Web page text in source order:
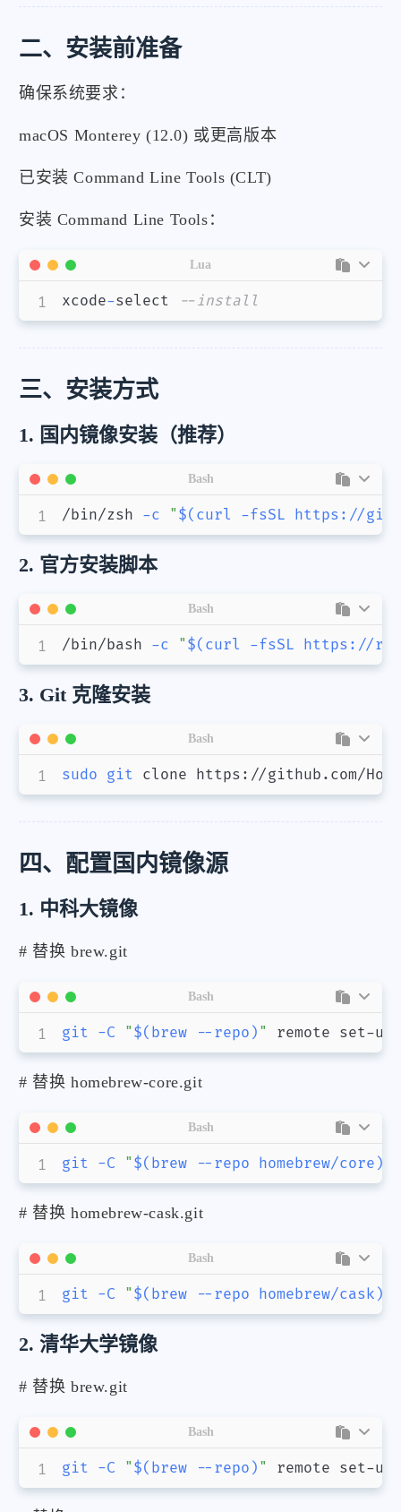
二、安装前准备
确保系统要求：
macOS Monterey (12.0) 或更高版本
已安装 Command Line Tools (CLT)
安装 Command Line Tools：
xcode-select --install
Lua
三、安装方式
1. 国内镜像安装（推荐）
/bin/zsh -c " $( curl -fsSL https://
Bash
2. 官方安装脚本
/bin/bash -c " $( curl -fsSL https://
Bash
3. Git 克隆安装
sudo git clone https://github.com/
Bash
四、配置国内镜像源
1. 中科大镜像
# 替换 brew.git
git -C " $( brew --repo ) " remote set-
Bash
# 替换 homebrew-core.git
git -C " $( brew --repo homebrew/core )
Bash
# 替换 homebrew-cask.git
git -C " $( brew --repo homebrew/cask )
Bash
2. 清华大学镜像
# 替换 brew.git
git -C " $( brew --repo ) " remote set-
Bash